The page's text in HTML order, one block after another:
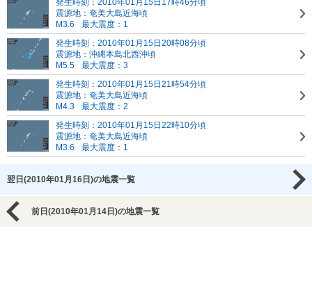
発生時刻：2010年01月15日17時46分頃
震源地：奄美大島近海頃
M3.6
最大震度：1
発生時刻：2010年01月15日20時08分頃
震源地：沖縄本島北西沖頃
M5.5
最大震度：3
発生時刻：2010年01月15日21時54分頃
震源地：奄美大島近海頃
M4.3
最大震度：2
発生時刻：2010年01月15日22時10分頃
震源地：奄美大島近海頃
M3.6
最大震度：1
翌日(2010年01月16日)の地震一覧
前日(2010年01月14日)の地震一覧